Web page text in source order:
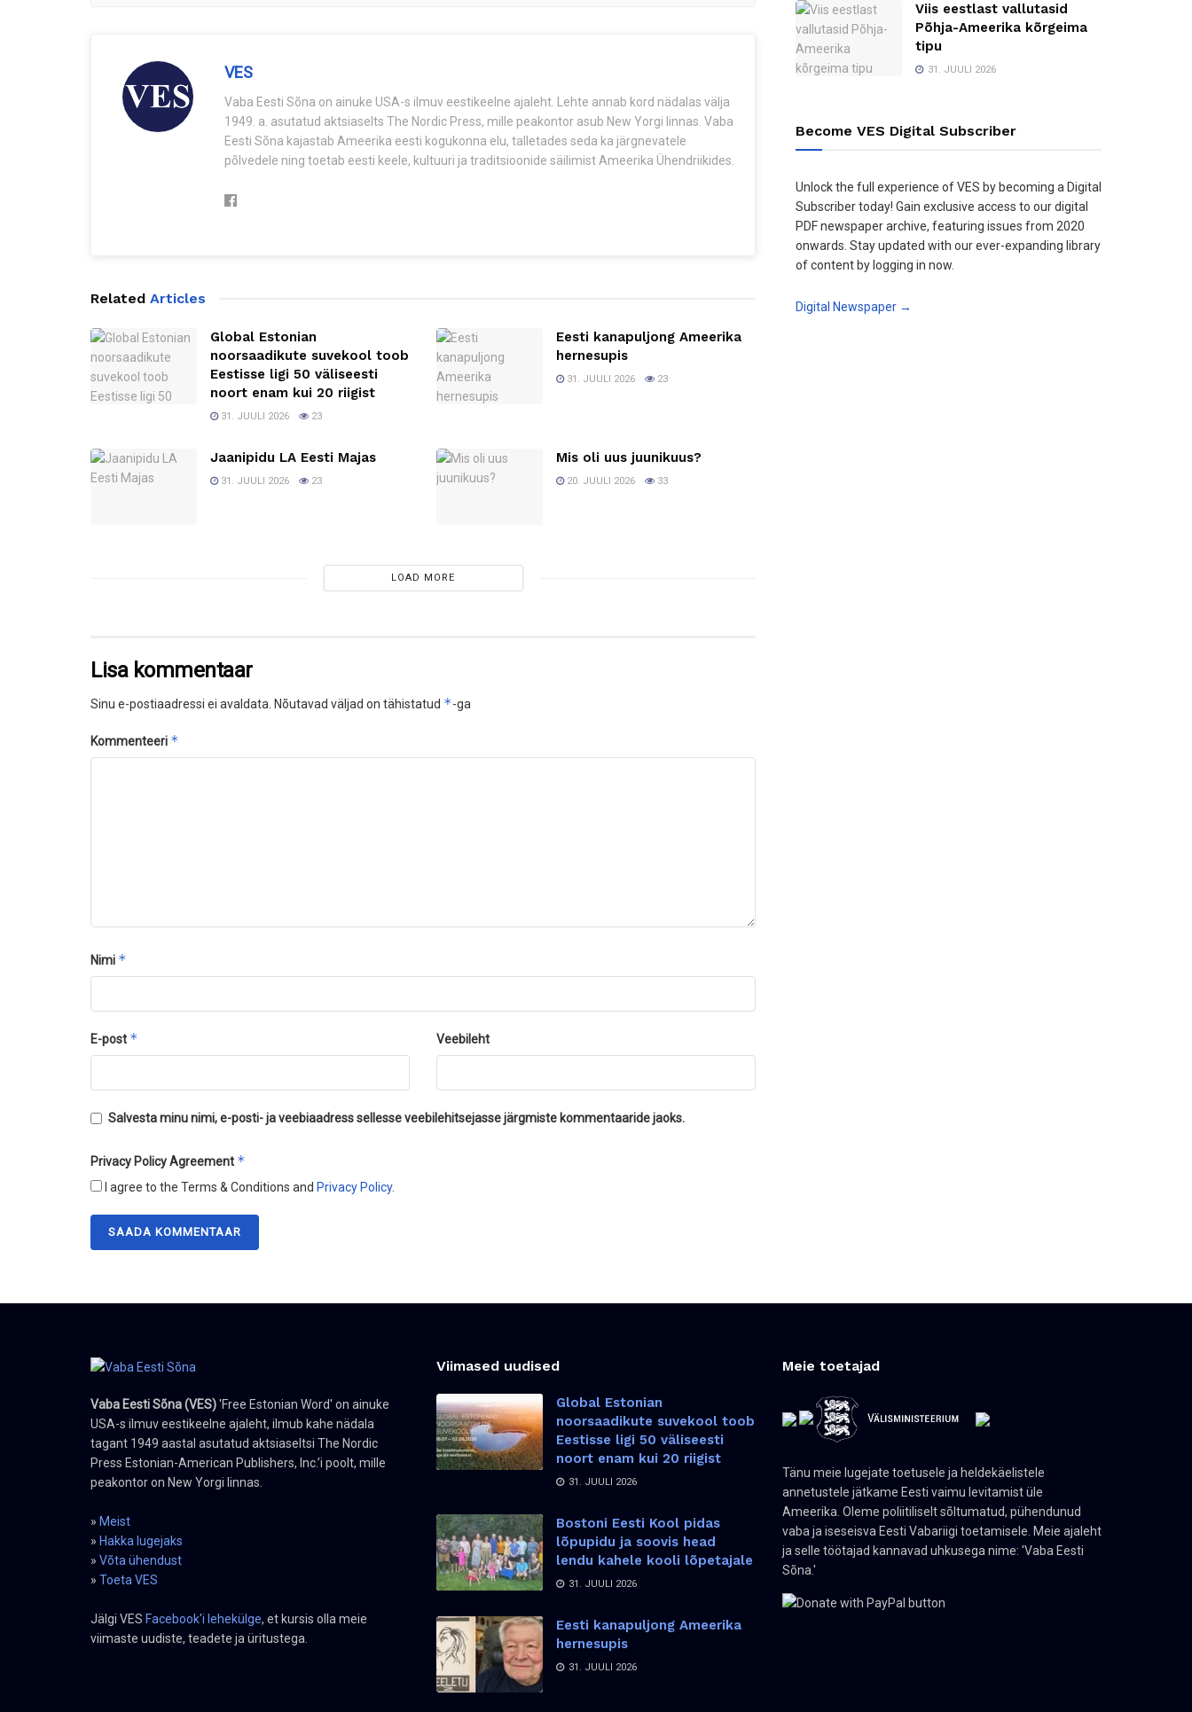
VES
Vaba Eesti Sõna on ainuke USA-s ilmuv eestikeelne ajaleht. Lehte annab kord nädalas välja
1949. a. asutatud aktsiaselts The Nordic Press, mille peakontor asub New Yorgi linnas. Vaba
Eesti Sõna kajastab Ameerika eesti kogukonna elu, talletades seda ka järgnevatele
põlvedele ning toetab eesti keele, kultuuri ja traditsioonide säilimist Ameerika Ühendriikides.
Related Articles
Global Estonian
noorsaadikute suvekool toob
Eestisse ligi 50 väliseesti
noort enam kui 20 riigist
31. JUULI 2026 23
Eesti kanapuljong Ameerika
hernesupis
31. JUULI 2026 23
Jaanipidu LA Eesti Majas
31. JUULI 2026 23
Mis oli uus juunikuus?
20. JUULI 2026 33
LOAD MORE
Lisa kommentaar
Sinu e-postiaadressi ei avaldata. Nõutavad väljad on tähistatud *-ga
Kommenteeri *
Nimi *
E-post * Veebileht
Salvesta minu nimi, e-posti- ja veebiaadress sellesse veebilehitsejasse järgmiste kommentaaride jaoks.
Privacy Policy Agreement *
I agree to the Terms & Conditions and Privacy Policy.
Viis eestlast vallutasid
Põhja-Ameerika kõrgeima
tipu
31. JUULI 2026
Become VES Digital Subscriber
Unlock the full experience of VES by becoming a Digital
Subscriber today! Gain exclusive access to our digital
PDF newspaper archive, featuring issues from 2020
onwards. Stay updated with our ever-expanding library
of content by logging in now.
Digital Newspaper →
Vaba Eesti Sõna (VES)'Free Estonian Word' on ainuke
USA-s ilmuv eestikeelne ajaleht, ilmub kahe nädala
tagant 1949 aastal asutatud aktsiaseltsi The Nordic
Press Estonian-American Publishers, Inc.’i poolt, mille
peakontor on New Yorgi linnas.
» Meist
» Hakka lugejaks
» Võta ühendust
» Toeta VES
Jälgi VES Facebook'i lehekülge, et kursis olla meie
viimaste uudiste, teadete ja üritustega.
Viimased uudised
Global Estonian
noorsaadikute suvekool toob
Eestisse ligi 50 väliseesti
noort enam kui 20 riigist
31. JUULI 2026
Bostoni Eesti Kool pidas
lõpupidu ja soovis head
lendu kahele kooli lõpetajale
31. JUULI 2026
Eesti kanapuljong Ameerika
hernesupis
31. JUULI 2026
Meie toetajad
Tänu meie lugejate toetusele ja heldekäelistele
annetustele jätkame Eesti vaimu levitamist üle
Ameerika. Oleme poliitiliselt sõltumatud, pühendunud
vaba ja iseseisva Eesti Vabariigi toetamisele. Meie ajaleht
ja selle töötajad kannavad uhkusega nime: 'Vaba Eesti
Sõna.'